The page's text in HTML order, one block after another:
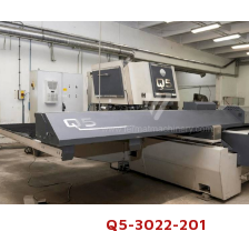
Baujahr:
Arbeitsflaeche
mm
Presskraft
22 t
Werkzeugmagazin
ja
Positionenanzahl im
Werkzeugwechsler
20
Max. Blechdicke
6
Kontrollsystem
nein
Q5-3022-201